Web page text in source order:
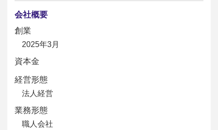
会社概要
創業
2025年3月
資本金
経営形態
法人経営
業務形態
職人会社